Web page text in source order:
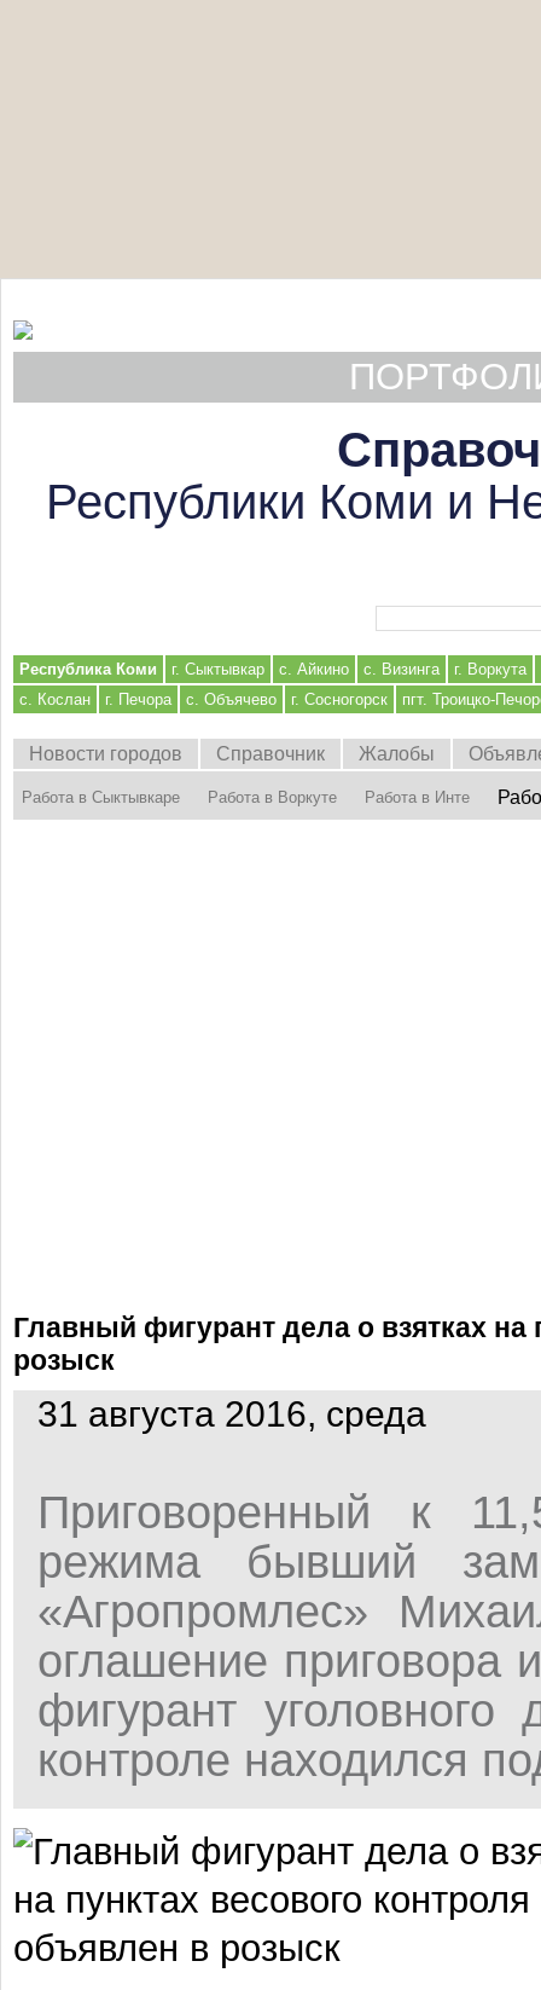
Республики Коми и
Республика Коми г. Сыктывкар с. Айкино с. Визинга
г. Воркута
с. Кослан
г. Печора с. Объячево г. Сосногорск пгт. Троицко-
Новости городов Справочник Жалобы
Работа в Сыктывкаре Работа в Воркуте Работа в Инте
Главный фигурант дела о взятках
розыск
31 августа 2016, среда
Приговоренный к
режима бывший
«Агропромлес»
оглашение приговора
фигурант
контроле находился